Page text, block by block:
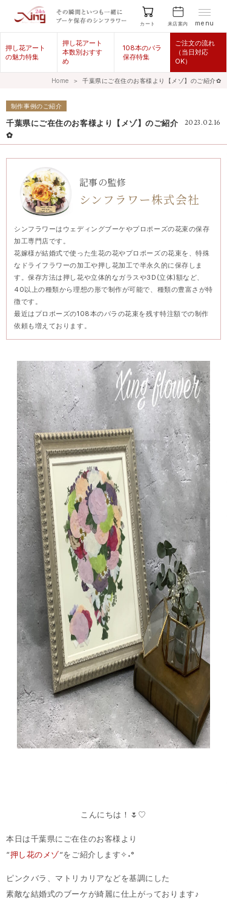
カート 来店案内 menu
押し花アート
の魅力特集
押し花アート
本数別おすす
め
108本のバラ
保存特集
ご注文の流れ
（当日対応
OK）
Home ＞ 千葉県にご在住のお客様より【メゾ】のご紹介✿
制作事例のご紹介
2023.02.16
千葉県にご在住のお客様より【メゾ】のご紹介
✿
記事の監修
シンフラワー株式会社
シンフラワーはウェディングブーケやプロポーズの花束の保存
加工専門店です。
花嫁様が結婚式で使った生花の花やプロポーズの花束を、特殊
なドライフラワーの加工や押し花加工で半永久的に保存しま
す。保存方法は押し花や立体的なガラスや3D(立体)額など、
40以上の種類から理想の形で制作が可能で、種類の豊富さが特
徴です。
最近はプロポーズの108本のバラの花束を残す特注額での制作
依頼も増えております。
こんにちは！🌷♡
本日は千葉県にご在住のお客様より
“押し花のメゾ“をご紹介します✧˖°
ピンクバラ、マトリカリアなどを基調にした
素敵な結婚式のブーケが綺麗に仕上がっております♪